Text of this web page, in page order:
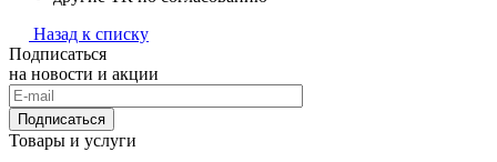
Назад к списку
Подписаться
на новости и акции
Подписаться
Товары и услуги